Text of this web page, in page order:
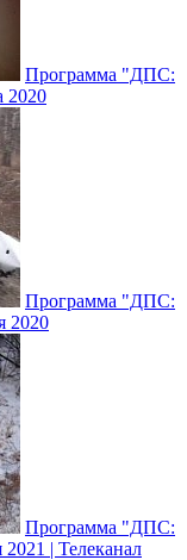
Программа "ДПС:
2020
Программа "ДПС:
2020
Программа "ДПС:
| Телеканал